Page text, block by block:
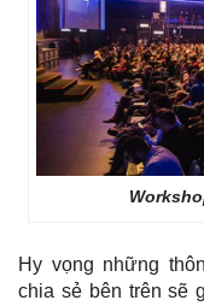
Hy vọng những
chia sẻ bên trên sẽ